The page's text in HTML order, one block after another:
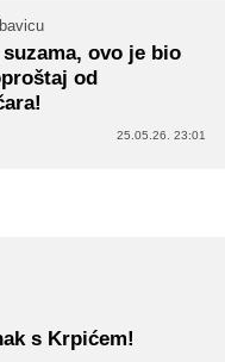
ovo je bio
od
25.05.26. 23:01
s Krpićem!